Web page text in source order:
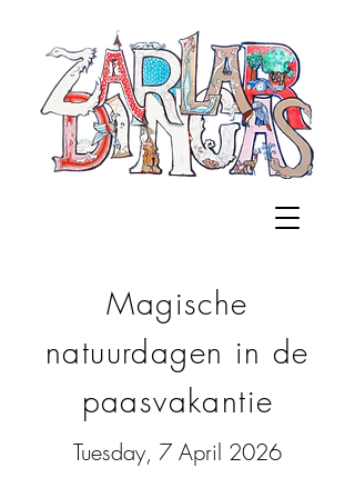
Magische
natuurdagen in de
paasvakantie
Tuesday, 7 April 2026